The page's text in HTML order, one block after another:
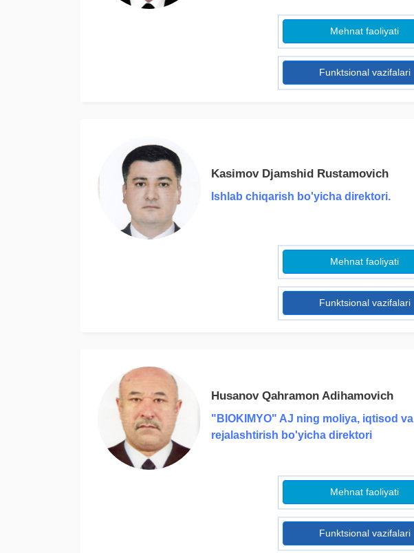
Mehnat faoliyati
Funktsional vazifalari
Kasimov Djamshid Rustamovich
Ishlab chiqarish bo'yicha direktori.
Mehnat faoliyati
Funktsional vazifalari
Husanov Qahramon Adihamovich
"BIOKIMYO" AJ ning moliya, iqtisod va
rejalashtirish bo'yicha direktori
Mehnat faoliyati
Funktsional vazifalari